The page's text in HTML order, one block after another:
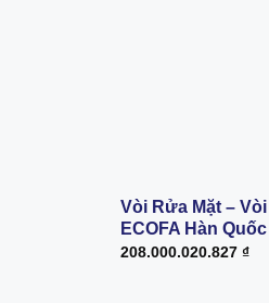
Vòi Rửa Mặt –
ECOFA Hàn
208.000.020.827₫